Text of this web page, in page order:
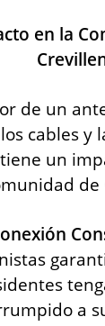
en la
de un
cables y
un
de
a